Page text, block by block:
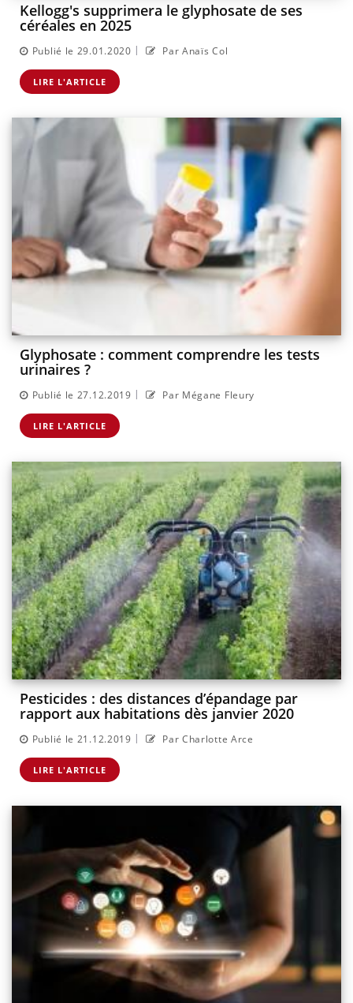
Kellogg's supprimera le glyphosate de ses
céréales en 2025
Publié le 29.01.2020 | Par Anaïs Col
LIRE L'ARTICLE
Glyphosate : comment comprendre les tests
urinaires ?
Publié le 27.12.2019 | Par Mégane Fleury
LIRE L'ARTICLE
Pesticides : des distances d’épandage par
rapport aux habitations dès janvier 2020
Publié le 21.12.2019 | Par Charlotte Arce
LIRE L'ARTICLE